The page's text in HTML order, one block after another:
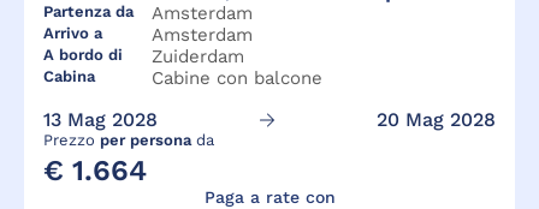
Partenza da Amsterdam
Arrivo a Amsterdam
A bordo di Zuiderdam
Cabina Cabine con balcone
13 Mag 2028 20 Mag 2028
Prezzo per personada
€ 1.664
Paga a rate con